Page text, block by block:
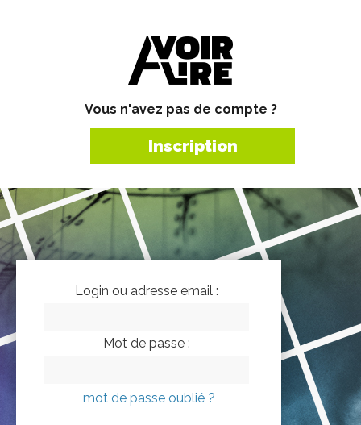
Vous n'avez pas de compte ?
Inscription
Login ou adresse email :
Mot de passe :
mot de passe oublié ?